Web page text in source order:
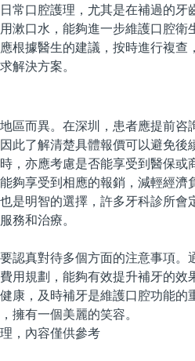
口腔護理，尤其是在補過的牙
漱口水，能夠進一步維護口腔衛
據醫生的建議，按時進行複查
解決方案。
而異。在深圳，患者應提前咨
此了解清楚具體報價可以避免後
亦應考慮是否能享受到醫保或
夠享受到相應的報銷，減輕經濟
明智的選擇，許多牙科診所會
務和治療。
真對待多個方面的注意事項。
用規劃，能夠有效提升補牙的效
，及時補牙是維護口腔功能的
擁有一個美麗的笑容。
，內容僅供參考